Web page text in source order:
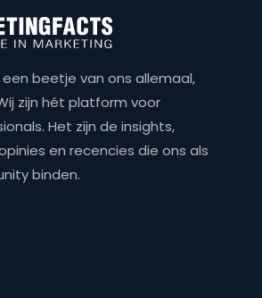
beetje van ons allemaal,
zijn hét platform voor
Het zijn de insights,
en recencies die ons als
binden.